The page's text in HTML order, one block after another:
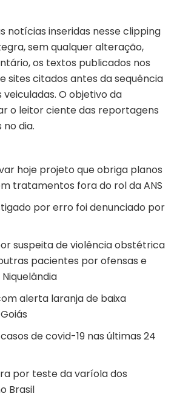
notícias inseridas nesse clipping
sem qualquer alteração,
os textos publicados nos
sites citados antes da sequência
O objetivo da
o leitor ciente das reportagens
dia.
hoje projeto que obriga planos
tratamentos fora do rol da ANS
por erro foi denunciado por
suspeita de violência obstétrica
pacientes por ofensas e
alerta laranja de baixa
de covid-19 nas últimas 24
por teste da varíola dos
Brasil